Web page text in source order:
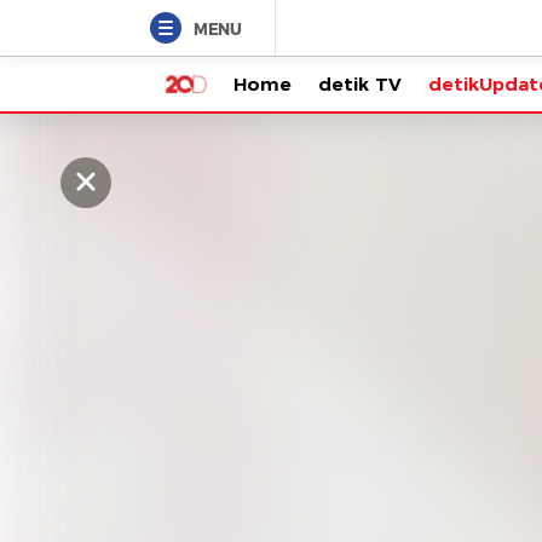
MENU
Home detik TV detikUpdate